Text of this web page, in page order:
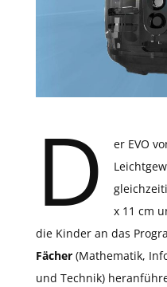
D
er EVO
x 11 cm
die Kinder an das
Fächer (Mathematik,
und Technik)